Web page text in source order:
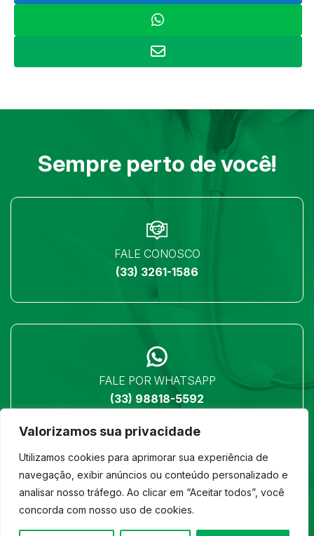
Valorizamos sua privacidade
Utilizamos cookies para aprimorar sua experiência de
navegação, exibir anúncios ou conteúdo personalizado e
analisar nosso tráfego. Ao clicar em “Aceitar todos”, você
concorda com nosso uso de cookies.
Sempre perto de você!
FALE CONOSCO
(33) 3261-1586
FALE POR WHATSAPP
(33) 98818-5592
LOCALIZAÇÃO